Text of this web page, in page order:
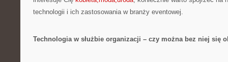
technologii i ich zastosowania w branży eventowej.
Technologia w służbie organizacji – czy można bez niej się